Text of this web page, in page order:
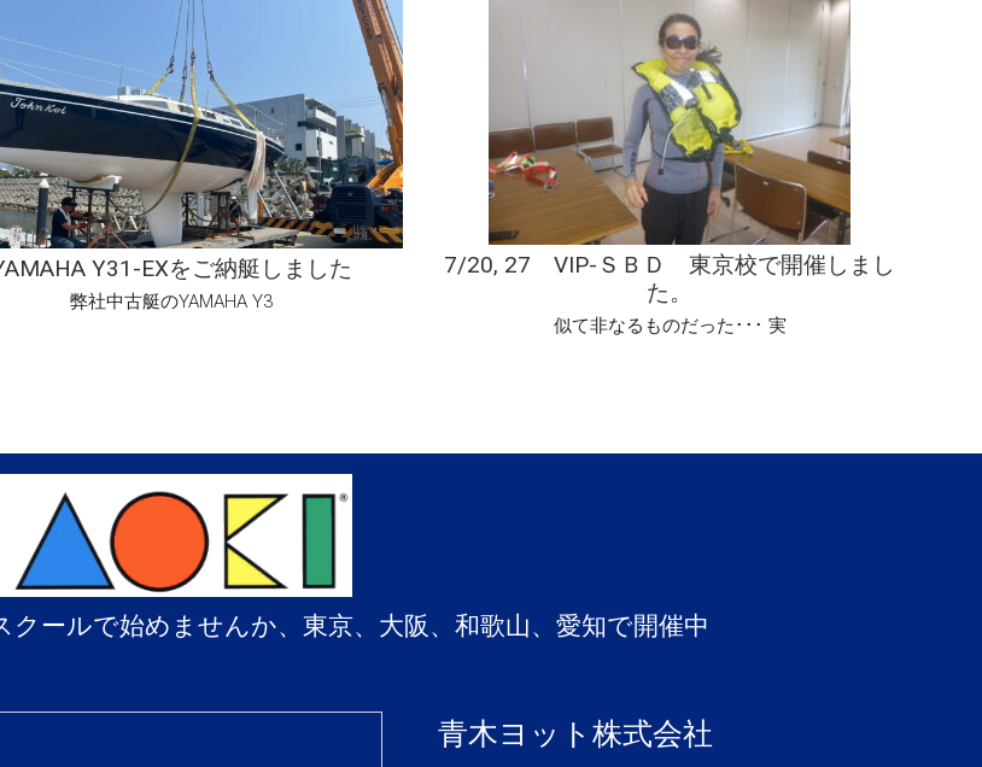
Y31-EXをご納艇しました
弊社中古艇のYAMAHA Y3
7/20, 27 VIP-ＳＢＤ 東京校で開催しまし
た。
似て非なるものだった･･･ 実
ールで始めませんか、東京、大阪、和歌山、愛知で開催中
青木ヨット株式会社